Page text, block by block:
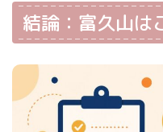
結論：富久山は